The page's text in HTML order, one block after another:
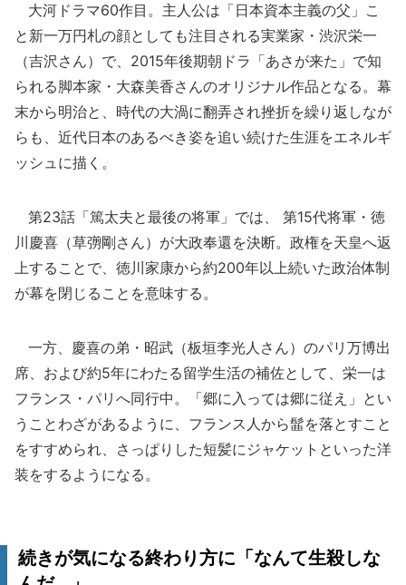
大河ドラマ60作目。主人公は「日本資本主義の父」こ
と新一万円札の顔としても注目される実業家・渋沢栄一
（吉沢さん）で、2015年後期朝ドラ「あさが来た」で知
られる脚本家・大森美香さんのオリジナル作品となる。幕
末から明治と、時代の大渦に翻弄され挫折を繰り返しなが
らも、近代日本のあるべき姿を追い続けた生涯をエネルギ
ッシュに描く。
第23話「篤太夫と最後の将軍」では、 第15代将軍・徳
川慶喜（草彅剛さん）が大政奉還を決断。政権を天皇へ返
上することで、徳川家康から約200年以上続いた政治体制
が幕を閉じることを意味する。
一方、慶喜の弟・昭武（板垣李光人さん）のパリ万博出
席、および約5年にわたる留学生活の補佐として、栄一は
フランス・パリへ同行中。「郷に入っては郷に従え」とい
うことわざがあるように、フランス人から髷を落とすこと
をすすめられ、さっぱりした短髪にジャケットといった洋
装をするようになる。
続きが気になる終わり方に「なんて生殺しな